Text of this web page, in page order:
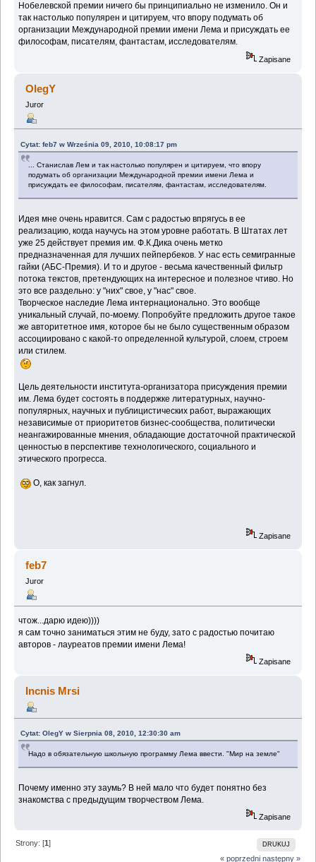
Нобелевской премии ничего бы принципиально не изменило. Он и
так настолько популярен и цитируем, что впору подумать об
организации Международной премии имени Лема и присуждать ее
философам, писателям, фантастам, исследователям.
Zapisane
OlegY
Juror
Cytat: feb7 w Września 09, 2010, 10:08:17 pm
... Станислав Лем и так настолько популярен и цитируем, что впору
подумать об организации Международной премии имени Лема и
присуждать ее философам, писателям, фантастам, исследователям.
Идея мне очень нравится. Сам с радостью впрягусь в ее
реализацию, когда научусь на этом уровне работать. В Штатах лет
уже 25 действует премия им. Ф.К.Дика очень метко
предназначенная для лучших пейпербеков. У нас есть семигранные
гайки (АБС-Премия). И то и другое - весьма качественный фильтр
потока текстов, претендующих на интересное и полезное чтиво. Но
это все раздельно: у "них" свое, у "нас" свое.
Творческое наследие Лема интернационально. Это вообще
уникальный случай, по-моему. Попробуйте предложить другое такое
же авторитетное имя, которое бы не было существенным образом
ассоциировано с какой-то определенной культурой, слоем, строем
или стилем.
Цель деятельности института-организатора присуждения премии
им. Лема будет состоять в поддержке литературных, научно-
популярных, научных и публицистических работ, выражающих
независимые от приоритетов бизнес-сообщества, политически
неангажированные мнения, обладающие достаточной практической
ценностью в перспективе технологического, социального и
этического прогресса.
О, как загнул.
Zapisane
feb7
Juror
чтож...дарю идею))))
я сам точно заниматься этим не буду, зато с радостью почитаю
авторов - лауреатов премии имени Лема!
Zapisane
Incnis Mrsi
Cytat: OlegY w Sierpnia 08, 2010, 12:30:30 am
Надо в обязательную школьную программу Лема ввести. "Мир на земле"
Почему именно эту заумь? В ней мало что будет понятно без
знакомства с предыдущим творчеством Лема.
Zapisane
DRUKUJ
Strony: [1]
« poprzedni następny »